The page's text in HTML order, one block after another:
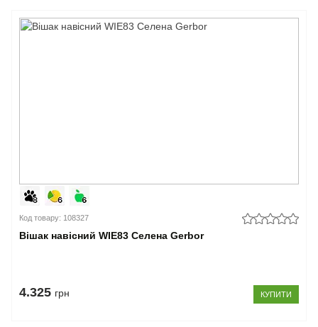
Код товару: 108327
Вішак навісний WIE83 Селена Gerbor
4.325 грн КУПИТИ